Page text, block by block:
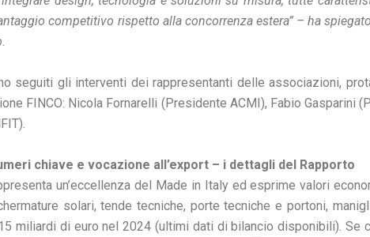
competitivo rispetto alla concorrenza estera” – ha
seguiti gli interventi dei rappresentanti delle associazioni,
FINCO: Nicola Fornarelli (Presidente ACMI), Fabio Gasparini
chiave e vocazione all’export – i dettagli del Rapporto
un’eccellenza del Made in Italy ed esprime valori
solari, tende tecniche, porte tecniche e portoni,
miliardi di euro nel 2024 (ultimi dati di bilancio disponibili).